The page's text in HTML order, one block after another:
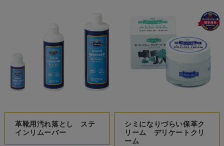
革靴用汚れ落とし ステ
インリムーバー
シミになりづらい保革ク
リーム デリケートクリ
ーム